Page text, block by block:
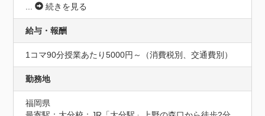
...
続きを見る
給与・報酬
1コマ90分授業あたり5000円～（消費税別、交通費別）
勤務地
福岡県